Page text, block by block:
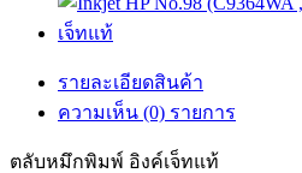
รายละเอียดสินค้า
ความเห็น (0) รายการ
ตลับหมึกพิมพ์ อิงค์เจ็ทแท้